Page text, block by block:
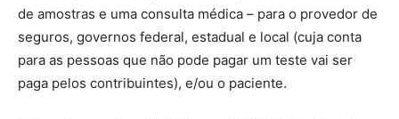
de amostras e uma consulta médica – para o provedor de
seguros, governos federal, estadual e local (cuja conta
para as pessoas que não pode pagar um teste vai ser
paga pelos contribuintes), e/ou o paciente.